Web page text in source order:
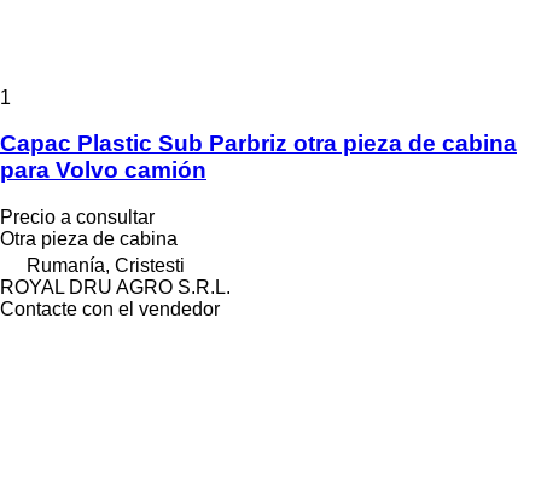
1
Capac Plastic Sub Parbriz otra pieza de cabina
para Volvo camión
Precio a consultar
Otra pieza de cabina
Rumanía, Cristesti
ROYAL DRU AGRO S.R.L.
Contacte con el vendedor